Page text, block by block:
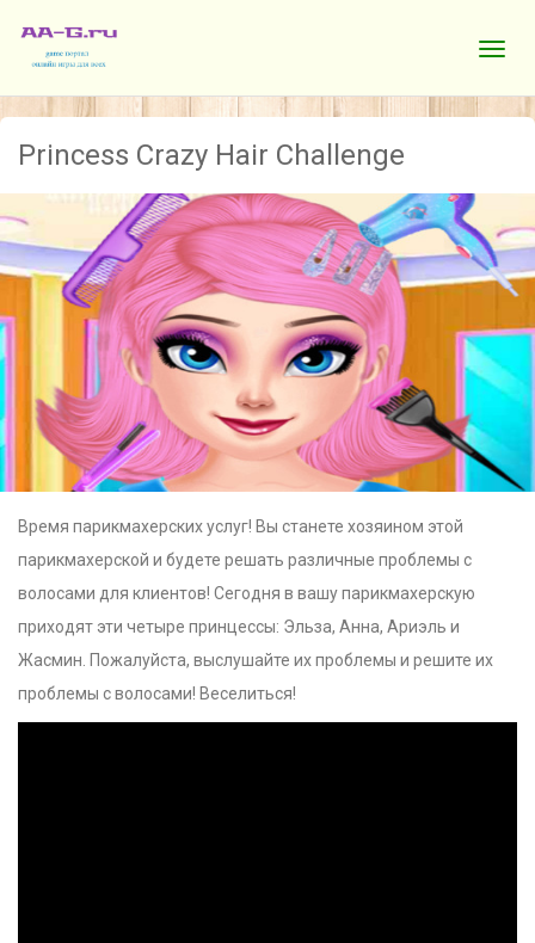
Princess Crazy Hair Challenge
Время парикмахерских услуг! Вы станете хозяином этой
парикмахерской и будете решать различные проблемы с
волосами для клиентов! Сегодня в вашу парикмахерскую
приходят эти четыре принцессы: Эльза, Анна, Ариэль и
Жасмин. Пожалуйста, выслушайте их проблемы и решите их
проблемы с волосами! Веселиться!